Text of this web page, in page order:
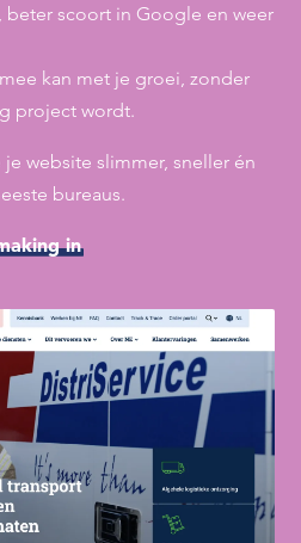
beter scoort in Google en weer
kan met je groei, zonder
project wordt.
website slimmer, sneller én
bureaus.
in